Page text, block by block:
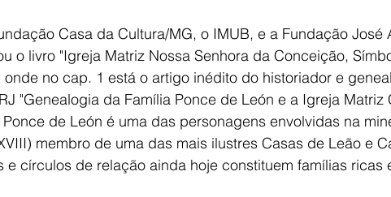
Casa da Cultura/MG, o IMUB, e a Fundação José
o livro "Igreja Matriz Nossa Senhora da Conceição,
onde no cap. 1 está o artigo inédito do historiador e
"Genealogia da Família Ponce de León e a Igreja
Ponce de León é uma das personagens envolvidas na
membro de uma das mais ilustres Casas de Leão e
e círculos de relação ainda hoje constituem famílias ricas